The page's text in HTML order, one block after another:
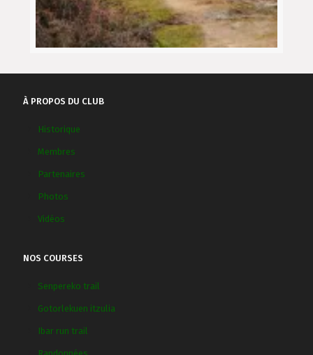
À PROPOS DU CLUB
Historique
Membres
Partenaires
Photos
Vidéos
NOS COURSES
Senpereko trail
Gotorlekuen itzulia
Ibar run trail